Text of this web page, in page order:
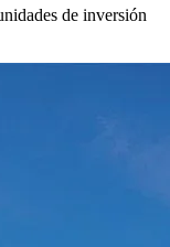
de inversión